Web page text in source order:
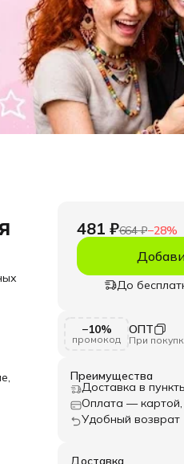
в
481 ₽664 ₽−28%
До
−10%
промокод
ОПТ
При
Преимущества
Доставка в
Оплата —
Удобный возврат
Доставка